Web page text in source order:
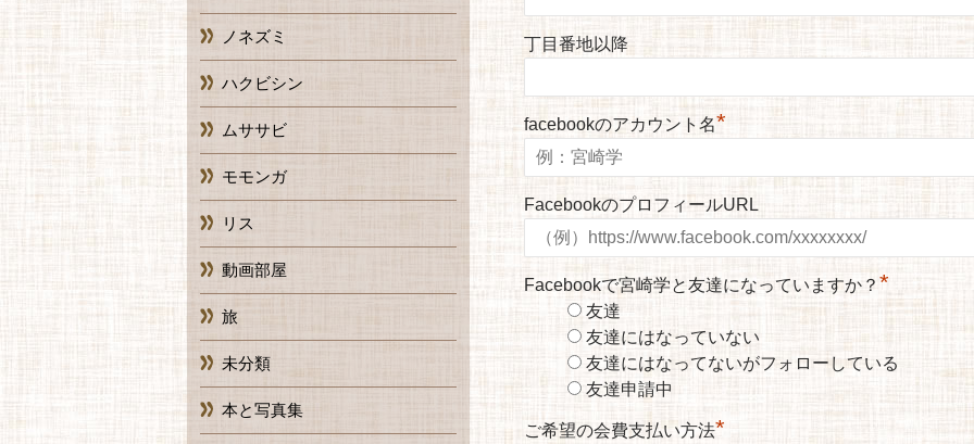
丁目番地以降
facebookのアカウント名*
FacebookのプロフィールURL
Facebookで宮崎学と友達になっていますか？ *
友達
友達にはなっていない
友達にはなってないがフォローしている
友達申請中
ご希望の会費支払い方法*
ノネズミ
ハクビシン
ムササビ
モモンガ
リス
動画部屋
旅
未分類
本と写真集